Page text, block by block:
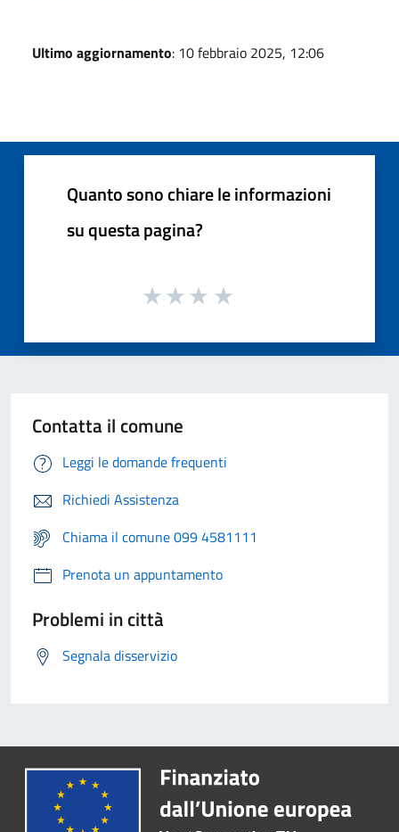
Ultimo aggiornamento: 10 febbraio 2025, 12:06
Quanto sono chiare le informazioni
su questa pagina?
Contatta il comune
Leggi le domande frequenti
Richiedi Assistenza
Chiama il comune 099 4581111
Prenota un appuntamento
Problemi in città
Segnala disservizio